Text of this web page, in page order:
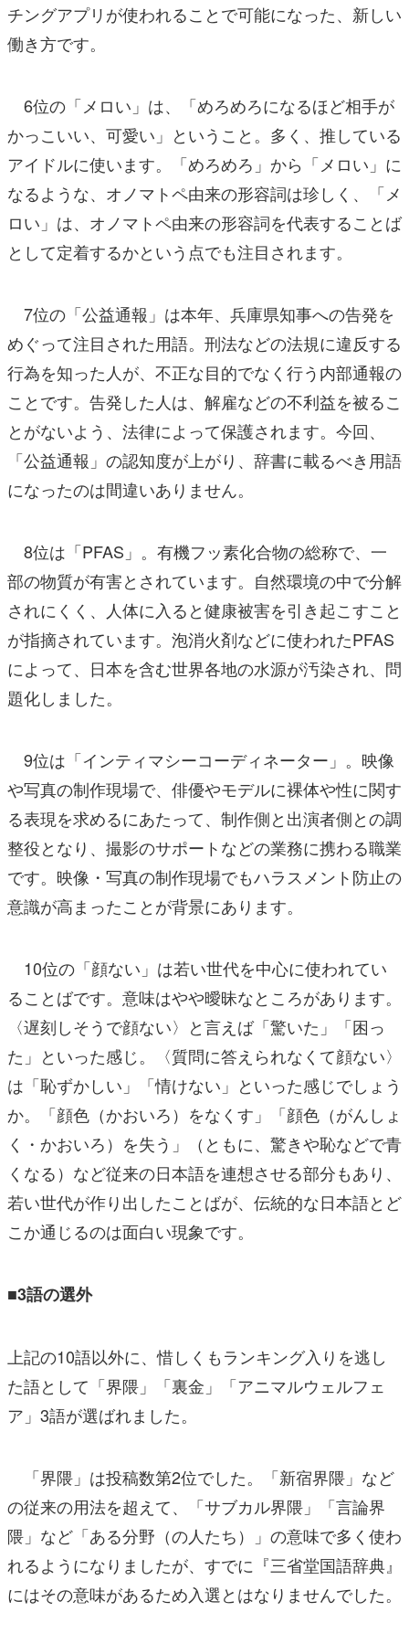
チングアプリが使われることで可能になった、新しい
働き方です。
6位の「メロい」は、「めろめろになるほど相手が
かっこいい、可愛い」ということ。多く、推している
アイドルに使います。「めろめろ」から「メロい」に
なるような、オノマトペ由来の形容詞は珍しく、「メ
ロい」は、オノマトペ由来の形容詞を代表することば
として定着するかという点でも注目されます。
7位の「公益通報」は本年、兵庫県知事への告発を
めぐって注目された用語。刑法などの法規に違反する
行為を知った人が、不正な目的でなく行う内部通報の
ことです。告発した人は、解雇などの不利益を被るこ
とがないよう、法律によって保護されます。今回、
「公益通報」の認知度が上がり、辞書に載るべき用語
になったのは間違いありません。
8位は「PFAS」。有機フッ素化合物の総称で、一
部の物質が有害とされています。自然環境の中で分解
されにくく、人体に入ると健康被害を引き起こすこと
が指摘されています。泡消火剤などに使われたPFAS
によって、日本を含む世界各地の水源が汚染され、問
題化しました。
9位は「インティマシーコーディネーター」。映像
や写真の制作現場で、俳優やモデルに裸体や性に関す
る表現を求めるにあたって、制作側と出演者側との調
整役となり、撮影のサポートなどの業務に携わる職業
です。映像・写真の制作現場でもハラスメント防止の
意識が高まったことが背景にあります。
10位の「顔ない」は若い世代を中心に使われてい
ることばです。意味はやや曖昧なところがあります。
〈遅刻しそうで顔ない〉と言えば「驚いた」「困っ
た」といった感じ。〈質問に答えられなくて顔ない〉
は「恥ずかしい」「情けない」といった感じでしょう
か。「顔色（かおいろ）をなくす」「顔色（がんしょ
く・かおいろ）を失う」（ともに、驚きや恥などで青
くなる）など従来の日本語を連想させる部分もあり、
若い世代が作り出したことばが、伝統的な日本語とど
こか通じるのは面白い現象です。
■3語の選外
上記の10語以外に、惜しくもランキング入りを逃し
た語として「界隈」「裏金」「アニマルウェルフェ
ア」3語が選ばれました。
「界隈」は投稿数第2位でした。「新宿界隈」など
の従来の用法を超えて、「サブカル界隈」「言論界
隈」など「ある分野（の人たち）」の意味で多く使わ
れるようになりましたが、すでに『三省堂国語辞典』
にはその意味があるため入選とはなりませんでした。